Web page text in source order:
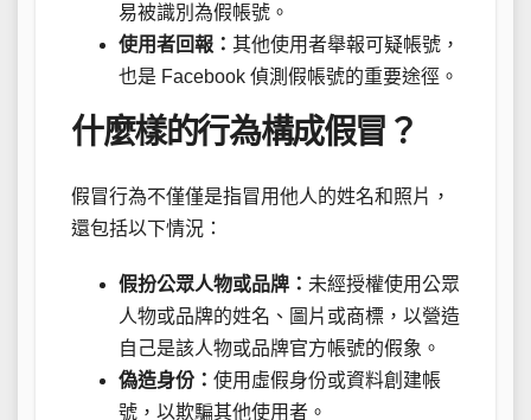
易被識別為假帳號。
使用者回報： 其他使用者舉報可疑帳號，
也是 Facebook 偵測假帳號的重要途徑。
什麼樣的行為構成假冒？
假冒行為不僅僅是指冒用他人的姓名和照片，
還包括以下情況：
假扮公眾人物或品牌： 未經授權使用公眾
人物或品牌的姓名、圖片或商標，以營造
自己是該人物或品牌官方帳號的假象。
偽造身份： 使用虛假身份或資料創建帳
號，以欺騙其他使用者。